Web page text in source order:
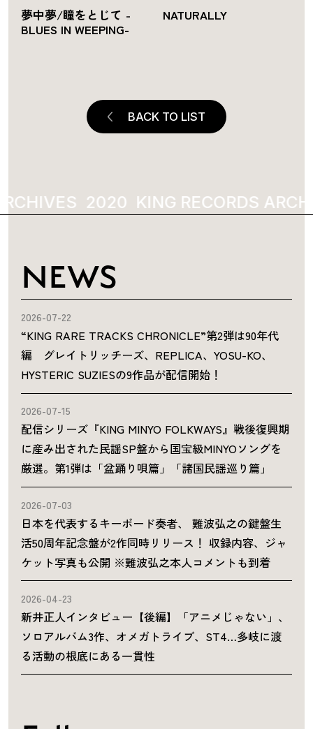
夢中夢/瞳をとじて -
BLUES IN WEEPING-
NATURALLY
BACK TO LIST
2020 KING RECORDS
NEWS
2026-07-22
“KING RARE TRACKS CHRONICLE”第2弾は90年代
編 グレイトリッチーズ、REPLICA、YOSU-KO、
HYSTERIC SUZIESの9作品が配信開始！
2026-07-15
配信シリーズ『KING MINYO FOLKWAYS』戦後復興期
に産み出された民謡SP盤から国宝級MINYOソングを
厳選。第1弾は「盆踊り唄篇」「諸国民謡巡り篇」
2026-07-03
日本を代表するキーボード奏者、 難波弘之の鍵盤生
活50周年記念盤が2作同時リリース！ 収録内容、ジャ
ケット写真も公開 ※難波弘之本人コメントも到着
2026-04-23
新井正人インタビュー【後編】「アニメじゃない」、
ソロアルバム3作、オメガトライブ、ST4…多岐に渡
る活動の根底にある一貫性